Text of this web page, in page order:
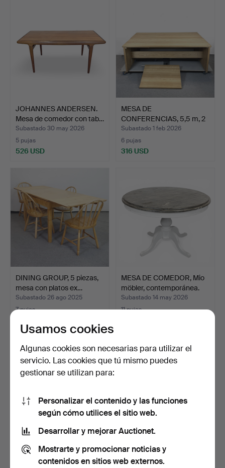
JOHANNES ANDERSEN.
Mesa de comedor con tab…
Subastado 30 may 2026
5 pujas
526 USD
MESA DE
CONFERENCIAS, 5,5 m, 2
piezas y ta…
Subastado 1 feb 2026
6 pujas
316 USD
DINING GROUP, 5 piezas,
mesa con platos ex…
Subastado 26 ago 2025
7 pujas
MESA DE COMEDOR, Mio
möbler, contemporánea.
Subastado 14 may 2026
11 pujas
MESA DE COMEDOR con
solapa, libro.
Subastado 14 jul 2025
Un grupo de comedor de 1 o
4 piezas, «Lisa…
Subastado 9 mar 2026
Usamos cookies
Algunas cookies son necesarias para utilizar el
servicio. Las cookies que tú mismo puedes
gestionar se utilizan para:
Personalizar el contenido y las funciones
según cómo utilices el sitio web.
Desarrollar y mejorar Auctionet.
Mostrarte y promocionar noticias y
contenidos en sitios web externos.